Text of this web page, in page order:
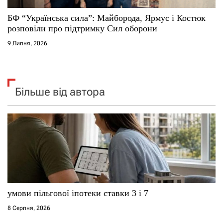
БФ “Українська сила”: Майборода, Ярмус і Костюк
розповіли про підтримку Сил оборони
9 Липня, 2026
Більше від автора
умови пільгової іпотеки ставки 3 і 7
8 Серпня, 2026